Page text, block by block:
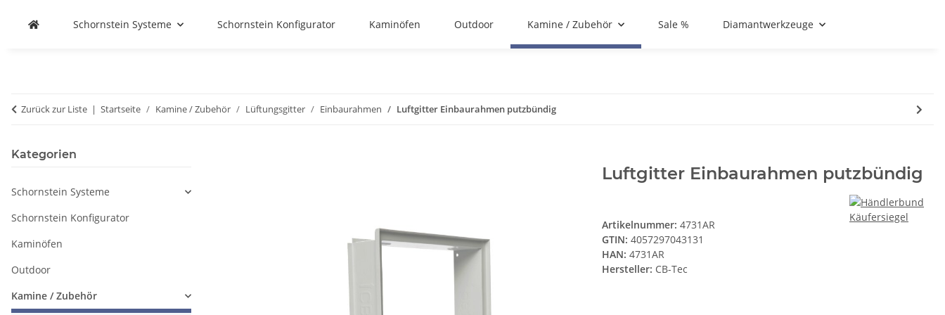
Schornstein Systeme Schornstein Konfigurator Kaminöfen Outdoor Kamine / Zubehör Sale % Diamantwerkzeuge
Zurück zur Liste Startseite Kamine / Zubehör Lüftungsgitter Einbaurahmen Luftgitter Einbaurahmen putzbündig
Luftgitter Einbaurahmen putzbündig
Artikelnummer: 4731AR
GTIN: 4057297043131
HAN: 4731AR
Hersteller: CB-Tec
Kategorien
Schornstein Systeme
Schornstein Konfigurator
Kaminöfen
Outdoor
Kamine / Zubehör